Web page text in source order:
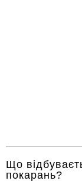
Що
покарань?